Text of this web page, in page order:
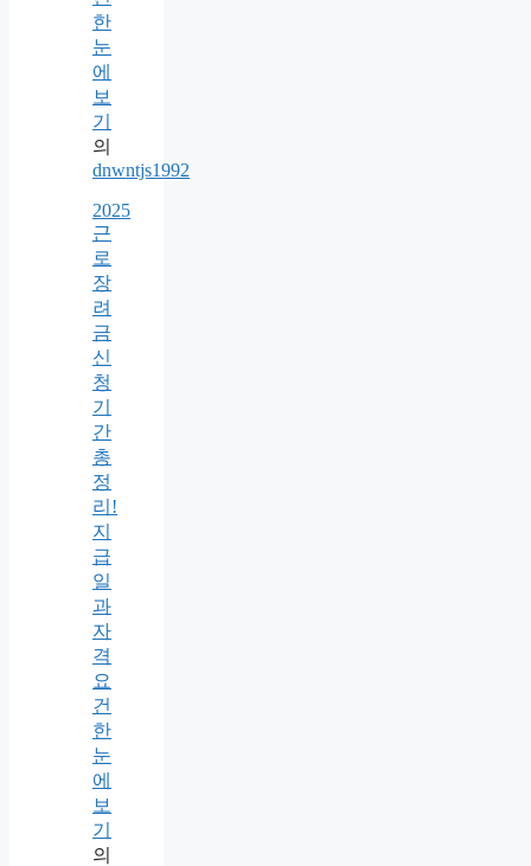
한
눈
에
보
기
의
dnwntjs1992
2025
근
로
장
려
금
신
청
기
간
총
정
리!
지
급
일
과
자
격
요
건
한
눈
에
보
기
의